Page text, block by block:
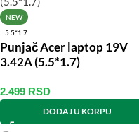
NEW
5.5*1.7
Punjač Acer laptop 19V
3.42A (5.5*1.7)
2.499 RSD
DODAJ U KORPU